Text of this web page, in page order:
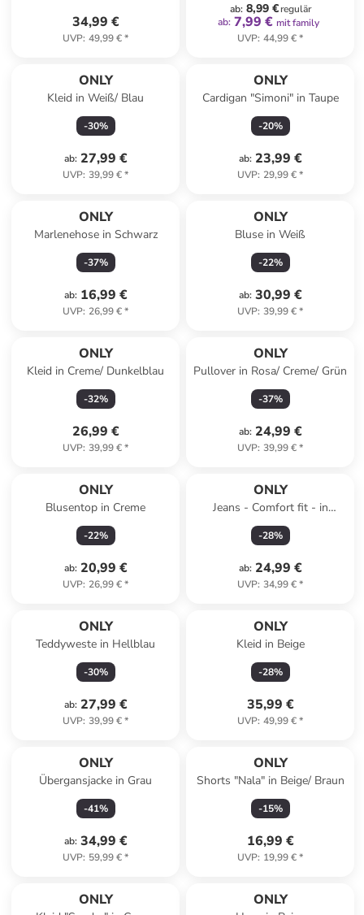
34,99 €
UVP: 49,99 €*
ab: 8,99 €regulär
ab: 7,99 € mit family
UVP: 44,99 €*
ONLY
Kleid in Weiß/ Blau
-30%
ab: 27,99 €
UVP: 39,99 €*
ONLY
Cardigan "Simoni" in Taupe
-20%
ab: 23,99 €
UVP: 29,99 €*
ONLY
Marlenehose in Schwarz
-37%
ab: 16,99 €
UVP: 26,99 €*
ONLY
Bluse in Weiß
-22%
ab: 30,99 €
UVP: 39,99 €*
ONLY
Kleid in Creme/ Dunkelblau
-32%
26,99 €
UVP: 39,99 €*
ONLY
Pullover in Rosa/ Creme/ Grün
-37%
ab: 24,99 €
UVP: 39,99 €*
ONLY
Blusentop in Creme
-22%
ab: 20,99 €
UVP: 26,99 €*
ONLY
Jeans - Comfort fit - in
Hellblau
-28%
ab: 24,99 €
UVP: 34,99 €*
ONLY
Teddyweste in Hellblau
-30%
ab: 27,99 €
UVP: 39,99 €*
ONLY
Kleid in Beige
-28%
35,99 €
UVP: 49,99 €*
ONLY
Übergansjacke in Grau
-41%
ab: 34,99 €
UVP: 59,99 €*
ONLY
Shorts "Nala" in Beige/ Braun
-15%
16,99 €
UVP: 19,99 €*
ONLY ONLY